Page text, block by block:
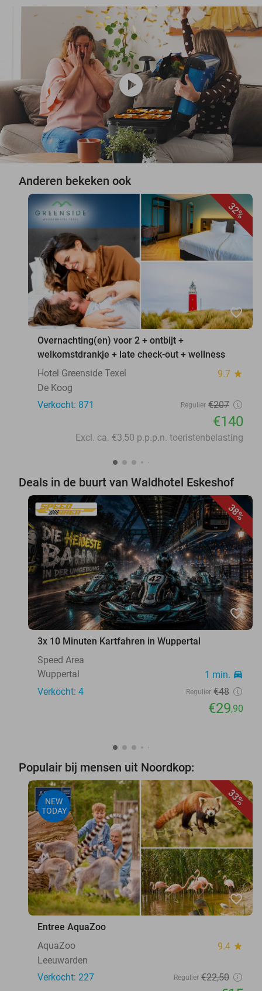
play_circle
Anderen bekeken ook
32%
favorite_border
Overnachting(en) voor 2 + ontbijt +
welkomstdrankje + late check-out + wellness
Hotel Greenside Texel
9.7 star
De Koog
Verkocht: 871
Regulier €207
€140
Excl. ca. €3,50 p.p.p.n. toeristenbelasting
Deals in de buurt van Waldhotel Eskeshof
38%
favorite_border
3x 10 Minuten Kartfahren in Wuppertal
Speed Area
Wuppertal
1 min. directions_car
Verkocht: 4 Regulier €48
€29,90
Populair bij mensen uit Noordkop:
33%
NEW
TODAY
favorite_border
Entree AquaZoo
AquaZoo
9.4 star
Leeuwarden
Verkocht: 227
Regulier €22,50